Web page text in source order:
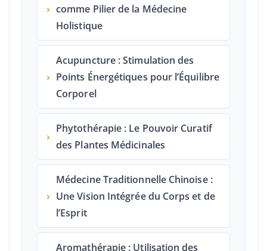
› comme Pilier de la Médecine
Holistique
›
Acupuncture : Stimulation des
Points Énergétiques pour l’Équilibre
Corporel
›
Phytothérapie : Le Pouvoir Curatif
des Plantes Médicinales
›
Médecine Traditionnelle Chinoise :
Une Vision Intégrée du Corps et de
l’Esprit
Aromathérapie : Utilisation des